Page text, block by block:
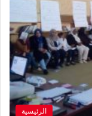
الرئيسية